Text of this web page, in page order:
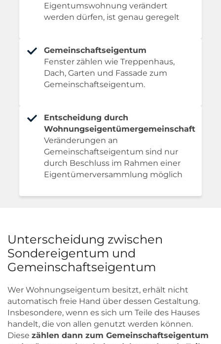
Eigentumswohnung verändert
werden dürfen, ist genau geregelt
Gemeinschaftseigentum
Fenster zählen wie Treppenhaus,
Dach, Garten und Fassade zum
Gemeinschaftseigentum.
Entscheidung durch
Wohnungseigentümergemeinschaft
Veränderungen an
Gemeinschaftseigentum sind nur
durch Beschluss im Rahmen einer
Eigentümerversammlung möglich
Unterscheidung zwischen
Sondereigentum und
Gemeinschaftseigentum
Wer Wohnungseigentum besitzt, erhält nicht
automatisch freie Hand über dessen Gestaltung.
Insbesondere, wenn es sich um Teile des Hauses
handelt, die von allen genutzt werden können.
Diese zählen dann zum Gemeinschaftseigentum